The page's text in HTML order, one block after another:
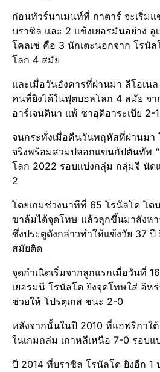
ก่อนทัวร์นาเมนท์ที่ กาตาร์ จะเริ่มแ
บราซิล และ 2 แข้งเยอรมันอย่าง อู
โคลเซ่ คือ 3 นักเตะนอกจาก โรนั
โลก 4 สมัย
และเมื่อวันอังคารที่ผ่านมา ลีโอเน
คนที่ยิงได้ในฟุตบอลโลก 4 สมัย จ
อาร์เจนตินา แพ้ ซาอุดิอาระเบีย 2-1
จนกระทั่งเมื่อคืนวันพฤหัสที่ผ่านมา
จริงพร้อมสวมปลอกแขนกัปตันทัพ
โลก 2022 รอบแบ่งกลุ่ม กลุ่มจี นัด
2
โดยเกมช่วงนาทีที่ 65 โรนัลโด โ
ขาล้มได้จุดโทษ แล้วลุกขึ้นมาสังหา
ซึ่งประตูดังกล่าวทำให้แข้งวัย 37
สมัยติด
จุดกำเนิดเริ่มจากลูกแรกเมื่อวันที่
เยอรมนี โรนัลโด ยิงจุดโทษใส่ อิห
ช่วยให้ โปรตุเกส ชนะ 2-0
หลังจากนั้นในปี 2010 ที่แอฟริกาใ
ในเกมถล่ม เกาหลีเหนือ 7-0 รอบแ
ปี 2014 ที่บราซิล โรนัลโด ยิงอีก 1